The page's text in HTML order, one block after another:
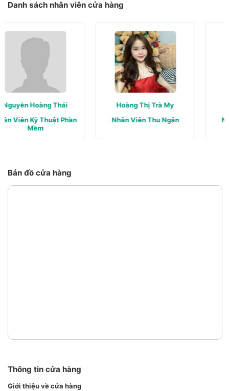
Danh sách nhân viên cửa hàng
Hoàng Thị Trà My
Nhân Viên Thu Ngân
Trần Thanh Huyền
Nhân Viên Thu Ngân
Bản đồ cửa hàng
Thông tin cửa hàng
Giới thiệu về cửa hàng